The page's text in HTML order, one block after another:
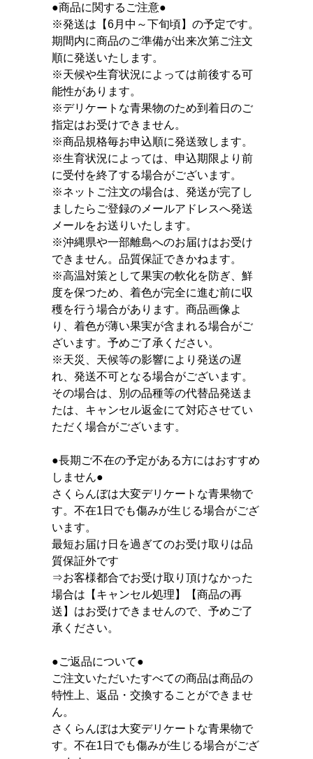
●商品に関するご注意●
※発送は【6月中～下旬頃】の予定です。
期間内に商品のご準備が出来次第ご注文
順に発送いたします。
※天候や生育状況によっては前後する可
能性があります。
※デリケートな青果物のため到着日のご
指定はお受けできません。
※商品規格毎お申込順に発送致します。
※生育状況によっては、申込期限より前
に受付を終了する場合がございます。
※ネットご注文の場合は、発送が完了し
ましたらご登録のメールアドレスへ発送
メールをお送りいたします。
※沖縄県や一部離島へのお届けはお受け
できません。品質保証できかねます。
※高温対策として果実の軟化を防ぎ、鮮
度を保つため、着色が完全に進む前に収
穫を行う場合があります。商品画像よ
り、着色が薄い果実が含まれる場合がご
ざいます。予めご了承ください。
※天災、天候等の影響により発送の遅
れ、発送不可となる場合がございます。
その場合は、別の品種等の代替品発送ま
たは、キャンセル返金にて対応させてい
ただく場合がございます。
●長期ご不在の予定がある方にはおすすめ
しません●
さくらんぼは大変デリケートな青果物で
す。不在1日でも傷みが生じる場合がござ
います。
最短お届け日を過ぎてのお受け取りは品
質保証外です
⇒お客様都合でお受け取り頂けなかった
場合は【キャンセル処理】【商品の再
送】はお受けできませんので、予めご了
承ください。
●ご返品について●
ご注文いただいたすべての商品は商品の
特性上、返品・交換することができませ
ん。
さくらんぼは大変デリケートな青果物で
す。不在1日でも傷みが生じる場合がござ